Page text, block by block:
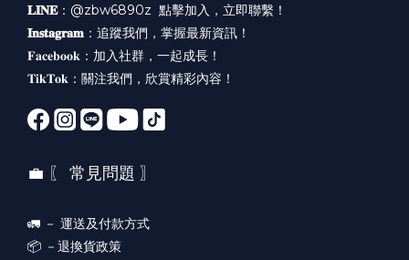
𝐋𝐈𝐍𝐄：@zbw6890z 點擊加入，立即聯繫！
𝐈𝐧𝐬𝐭𝐚𝐠𝐫𝐚𝐦 ： 追蹤我們，掌握最新資訊！
𝐅𝐚𝐜𝐞𝐛𝐨𝐨𝐤： 加入社群，一起成長！
𝐓𝐢𝐤𝐓𝐨𝐤： 關注我們，欣賞精彩內容！
💼 〖 常見問題 〗
🚛 － 運送及付款方式
📦 － 退換貨政策